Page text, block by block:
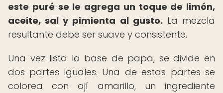
este puré se le agrega un toque de limón,
aceite, sal y pimienta al gusto. La mezcla
resultante debe ser suave y consistente.
Una vez lista la base de papa, se divide en
dos partes iguales. Una de estas partes se
colorea con ají amarillo, un ingrediente